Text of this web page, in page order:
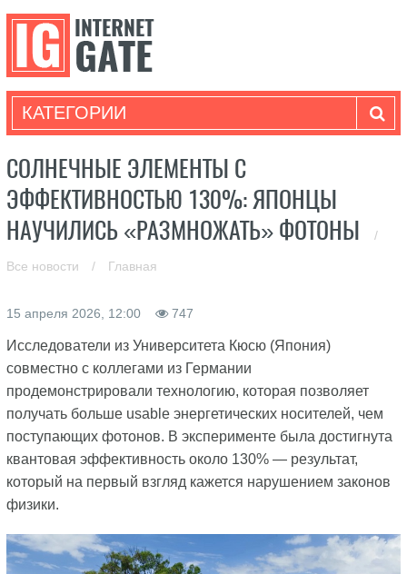
КАТЕГОРИИ
СОЛНЕЧНЫЕ ЭЛЕМЕНТЫ С
ЭФФЕКТИВНОСТЬЮ 130%: ЯПОНЦЫ
НАУЧИЛИСЬ «РАЗМНОЖАТЬ» ФОТОНЫ
/
Все новости / Главная
15 апреля 2026, 12:00 747
Исследователи из Университета Кюсю (Япония)
совместно с коллегами из Германии
продемонстрировали технологию, которая позволяет
получать больше usable энергетических носителей, чем
поступающих фотонов. В эксперименте была достигнута
квантовая эффективность около 130% — результат,
который на первый взгляд кажется нарушением законов
физики.